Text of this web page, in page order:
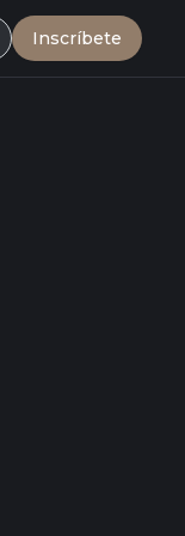
Inscríbete